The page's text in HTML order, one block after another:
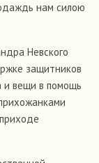
нам силою
Невского
защитников
и вещи в помощь